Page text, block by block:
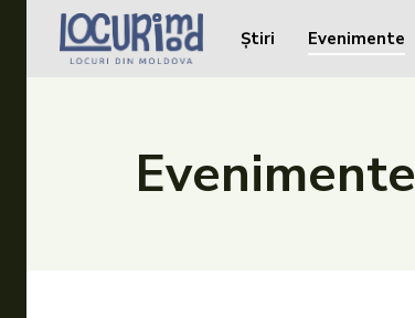
Caută în site...
Caută în site...
Evenimente
Știri Evenimente
Evenimente